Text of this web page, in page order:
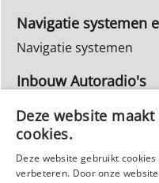
Navigatie systemen
Navigatie systemen
Inbouw Autoradio's
Info Webwinkel
Ruilen & Retourneren
Privacy
Reparatie
Deze website
cookies.
Deze website gebruikt
verbeteren. Door onze